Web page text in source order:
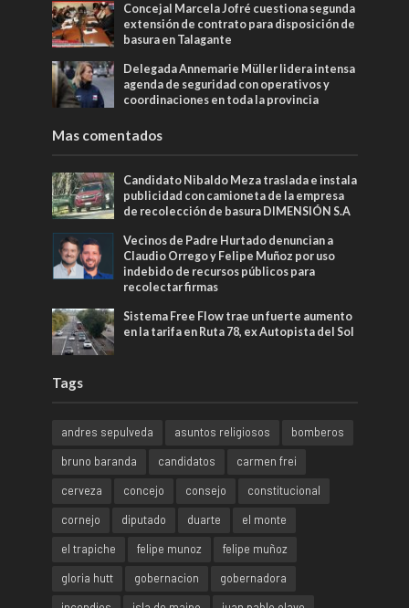
Concejal Marcela Jofré cuestiona segunda
extensión de contrato para disposición de
basura en Talagante
Delegada Annemarie Müller lidera intensa
agenda de seguridad con operativos y
coordinaciones en toda la provincia
Mas comentados
Candidato Nibaldo Meza traslada e instala
publicidad con camioneta de la empresa
de recolección de basura DIMENSIÓN S.A
Vecinos de Padre Hurtado denuncian a
Claudio Orrego y Felipe Muñoz por uso
indebido de recursos públicos para
recolectar firmas
Sistema Free Flow trae un fuerte aumento
en la tarifa en Ruta 78, ex Autopista del Sol
Tags
andres sepulveda asuntos religiosos
bomberos
bruno baranda
candidatos
carmen frei
cerveza
concejo consejo
constitucional
cornejo
diputado duarte
el monte
el trapiche
felipe munoz
felipe muñoz
gloria hutt
gobernacion
gobernadora